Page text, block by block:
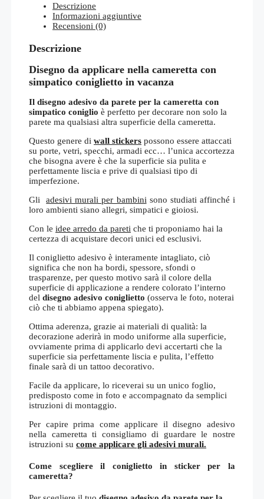
Descrizione
Informazioni aggiuntive
Recensioni (0)
Descrizione
Disegno da applicare nella cameretta con
simpatico coniglietto in vacanza
Il disegno adesivo da parete per la cameretta con
simpatico coniglio è perfetto per decorare non solo la
parete ma qualsiasi altra superficie della cameretta.
Questo genere di wall stickers possono essere attaccati
su porte, vetri, specchi, armadi ecc… l’unica accortezza
che bisogna avere è che la superficie sia pulita e
perfettamente liscia e prive di qualsiasi tipo di
imperfezione.
Gliadesivi murali per bambini sono studiati affinché i
loro ambienti siano allegri, simpatici e gioiosi.
Con le idee arredo da pareti che ti proponiamo hai la
certezza di acquistare decori unici ed esclusivi.
Il coniglietto adesivo è interamente intagliato, ciò
significa che non ha bordi, spessore, sfondi o
trasparenze, per questo motivo sarà il colore della
superficie di applicazione a rendere colorato l’interno
del disegno adesivo coniglietto (osserva le foto, noterai
ciò che ti abbiamo appena spiegato).
Ottima aderenza, grazie ai materiali di qualità: la
decorazione aderirà in modo uniforme alla superficie,
ovviamente prima di applicarlo devi accertarti che la
superficie sia perfettamente liscia e pulita, l’effetto
finale sarà di un tattoo decorativo.
Facile da applicare, lo riceverai su un unico foglio,
predisposto come in foto e accompagnato da semplici
istruzioni di montaggio.
Per capire prima come applicare il disegno adesivo
nella cameretta ti consigliamo di guardare le nostre
istruzioni su come applicare gli adesivi murali.
Come scegliere il coniglietto in sticker per la
cameretta?